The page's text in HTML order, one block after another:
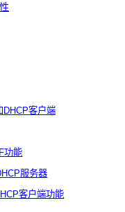
DHCP客户端
功能
服务器
客户端功能